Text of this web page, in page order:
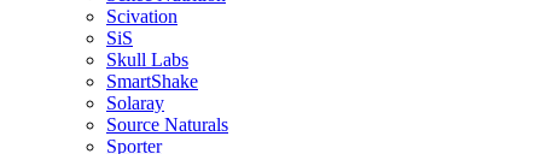
Scivation
SiS
Skull Labs
SmartShake
Solaray
Source Naturals
Sporter